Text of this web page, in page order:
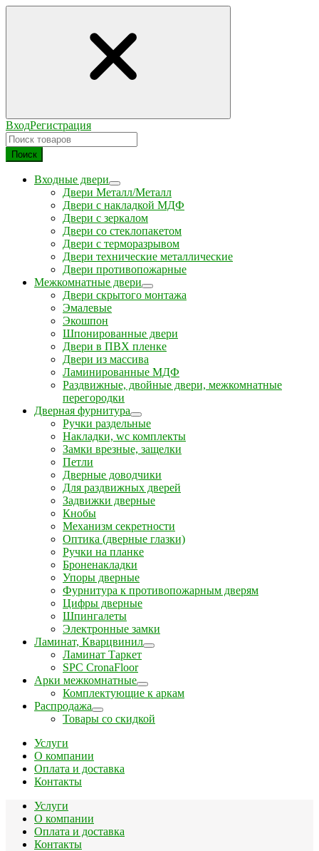
ВходРегистрация
Поиск
Входные двери
Двери Металл/Металл
Двери с накладкой МДФ
Двери с зеркалом
Двери со стеклопакетом
Двери с терморазрывом
Двери технические металлические
Двери противопожарные
Межкомнатные двери
Двери скрытого монтажа
Эмалевые
Экошпон
Шпонированные двери
Двери в ПВХ пленке
Двери из массива
Ламинированные МДФ
Раздвижные, двойные двери, межкомнатные
перегородки
Дверная фурнитура
Ручки раздельные
Накладки, wc комплекты
Замки врезные, защелки
Петли
Дверные доводчики
Для раздвижных дверей
Задвижки дверные
Кнобы
Механизм секретности
Оптика (дверные глазки)
Ручки на планке
Броненакладки
Упоры дверные
Фурнитура к противопожарным дверям
Цифры дверные
Шпингалеты
Электронные замки
Ламинат, Кварцвинил
Ламинат Таркет
SPC CronaFloor
Арки межкомнатные
Комплектующие к аркам
Распродажа
Товары со скидкой
Услуги
О компании
Оплата и доставка
Контакты
Услуги
О компании
Оплата и доставка
Контакты